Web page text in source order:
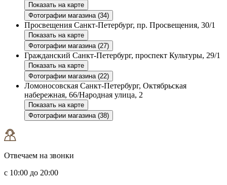
Показать на карте
Фотографии магазина (34)
Просвещения Санкт-Петербург, пр. Просвещения, 30/1
Показать на карте
Фотографии магазина (27)
Гражданский Санкт-Петербург, проспект Культуры, 29/1
Показать на карте
Фотографии магазина (22)
Ломоносовская Санкт-Петербург, Октябрьская
набережная, 66/Народная улица, 2
Показать на карте
Фотографии магазина (38)
Отвечаем на звонки
с 10:00 до 20:00